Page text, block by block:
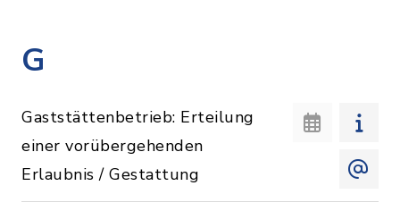
G
Gaststättenbetrieb: Erteilung
einer vorübergehenden
Erlaubnis / Gestattung